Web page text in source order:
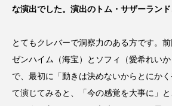
な演出でした。演出のトム・サザーラン
とてもクレバーで洞察力のある方です。
ゼンハイム（海宝）とソフィ（愛希れい
で、最初に「動きは決めないからとにか
て演じてみると、「今の感覚を大事に」